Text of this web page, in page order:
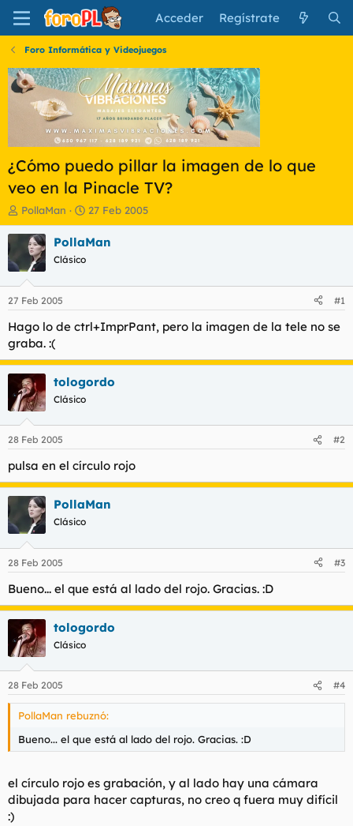
Acceder Regístrate
Foro Informática y Videojuegos
¿Cómo puedo pillar la imagen de lo que
veo en la Pinacle TV?
I
n
i
a
d
o
r
d
e
l
t
e
m
a
PollaMan
F
e
c
i
n
i
o
27 Feb 2005
PollaMan
Clásico
27 Feb 2005 #1
Hago lo de ctrl+ImprPant, pero la imagen de la tele no se
graba. :(
tologordo
Clásico
28 Feb 2005 #2
pulsa en el círculo rojo
PollaMan
Clásico
28 Feb 2005 #3
Bueno... el que está al lado del rojo. Gracias. :D
tologordo
Clásico
28 Feb 2005 #4
PollaMan rebuznó:
Bueno... el que está al lado del rojo. Gracias. :D
el círculo rojo es grabación, y al lado hay una cámara
dibujada para hacer capturas, no creo q fuera muy difícil
:)